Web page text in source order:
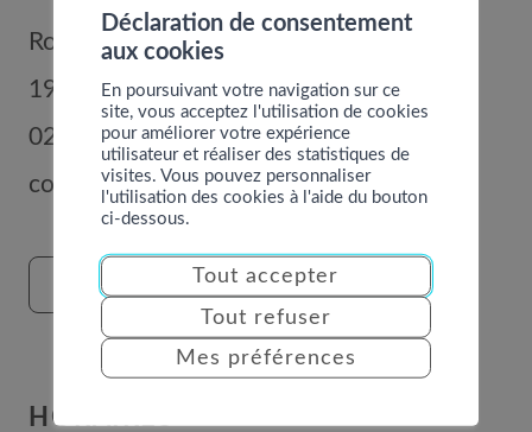
Route de Nendaz 352
1996
Basse-Nendaz
027 289 56 00
commune@nendaz.org
FORMULAIRE DE CONTACT
HORAIRES
Déclaration de consentement
aux cookies
En poursuivant votre navigation sur ce
site, vous acceptez l'utilisation de cookies
pour améliorer votre expérience
utilisateur et réaliser des statistiques de
visites. Vous pouvez personnaliser
l'utilisation des cookies à l'aide du bouton
ci-dessous.
Tout accepter
Tout refuser
Mes préférences